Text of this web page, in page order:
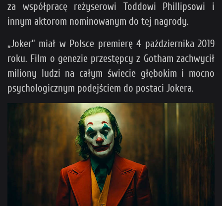
za współpracę reżyserowi Toddowi Phillipsowi i
innym aktorom nominowanym do tej nagrody.
„Joker” miał w Polsce premierę 4 października 2019
roku. Film o genezie przestępcy z Gotham zachwycił
miliony ludzi na całym świecie głębokim i mocno
psychologicznym podejściem do postaci Jokera.